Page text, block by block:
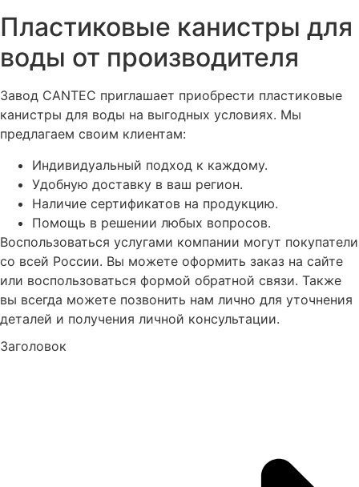
Пластиковые канистры для
воды от производителя
Завод CANTEC приглашает приобрести пластиковые
канистры для воды на выгодных условиях. Мы
предлагаем своим клиентам:
Индивидуальный подход к каждому.
Удобную доставку в ваш регион.
Наличие сертификатов на продукцию.
Помощь в решении любых вопросов.
Воспользоваться услугами компании могут покупатели
со всей России. Вы можете оформить заказ на сайте
или воспользоваться формой обратной связи. Также
вы всегда можете позвонить нам лично для уточнения
деталей и получения личной консультации.
Заголовок